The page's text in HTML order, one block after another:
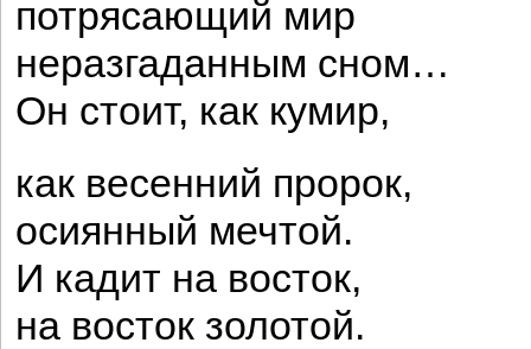
потрясающий мир
неразгаданным сном…
Он стоит, как кумир,
как весенний пророк,
осиянный мечтой.
И кадит на восток,
на восток золотой.